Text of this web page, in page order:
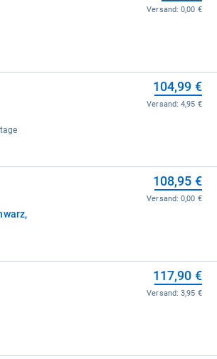
Versand:0,00 €
104,99 €
Versand:4,95 €
108,95 €
Versand:0,00 €
117,90 €
Versand:3,95 €